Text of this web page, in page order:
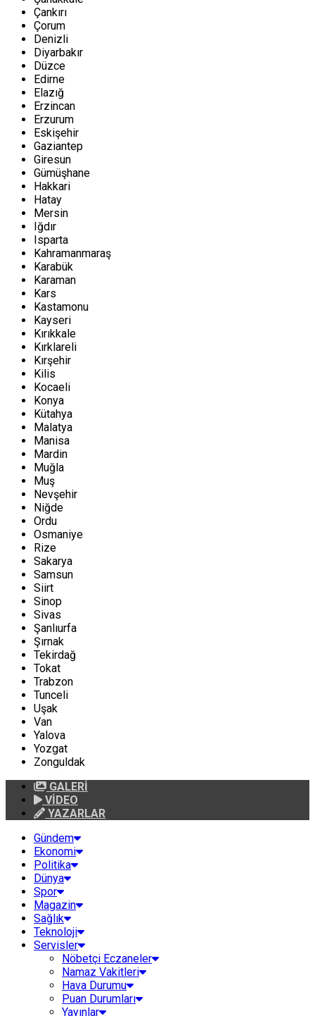
Çankırı
Çorum
Denizli
Diyarbakır
Düzce
Edirne
Elazığ
Erzincan
Erzurum
Eskişehir
Gaziantep
Giresun
Gümüşhane
Hakkari
Hatay
Mersin
Iğdır
Isparta
Kahramanmaraş
Karabük
Karaman
Kars
Kastamonu
Kayseri
Kırıkkale
Kırklareli
Kırşehir
Kilis
Kocaeli
Konya
Kütahya
Malatya
Manisa
Mardin
Muğla
Muş
Nevşehir
Niğde
Ordu
Osmaniye
Rize
Sakarya
Samsun
Siirt
Sinop
Sivas
Şanlıurfa
Şırnak
Tekirdağ
Tokat
Trabzon
Tunceli
Uşak
Van
Yalova
Yozgat
Zonguldak
GALERİ
VİDEO
YAZARLAR
Gündem
Ekonomi
Politika
Dünya
Spor
Magazin
Sağlık
Teknoloji
Servisler
Nöbetçi Eczaneler
Namaz Vakitleri
Hava Durumu
Puan Durumları
Yayınlar